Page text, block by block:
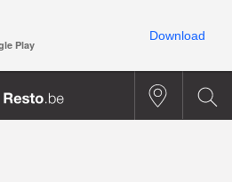
Play
Download